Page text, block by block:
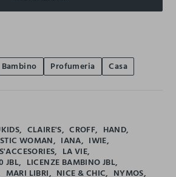
Bambino Profumeria Casa
CLAIRE'S CROFF HAND
WOMAN IANA IWIE
LA VIE
JBL LICENZE BAMBINO JBL
MARI LIBRI NICE & CHIC NYMOS